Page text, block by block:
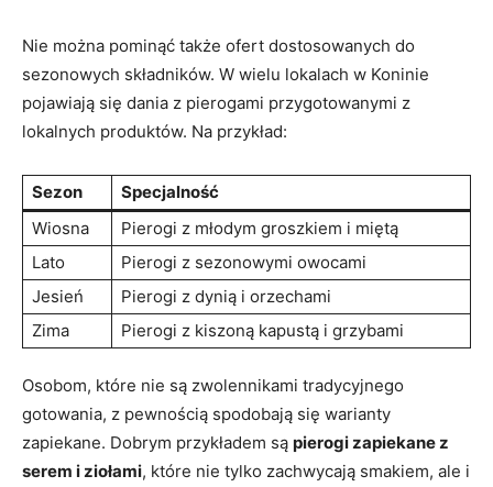
Nie można pominąć także ofert dostosowanych do
sezonowych składników. W ‍wielu lokalach w Koninie ​
pojawiają się dania z pierogami przygotowanymi z
lokalnych produktów. Na przykład:
Sezon
Specjalność
Wiosna
Pierogi z młodym ‌groszkiem i miętą
Lato
Pierogi ⁣z ⁢sezonowymi owocami
Jesień
Pierogi z dynią i orzechami
Zima
Pierogi z kiszoną⁣ kapustą i grzybami
Osobom, które ‍nie są⁣ zwolennikami tradycyjnego
gotowania, z ‍pewnością spodobają się warianty
zapiekane. Dobrym przykładem są pierogi zapiekane‌ z​
serem i ziołami, które nie tylko‍ zachwycają smakiem, ⁣ale i